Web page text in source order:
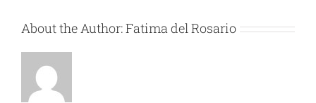
About the Author:Fatima del Rosario